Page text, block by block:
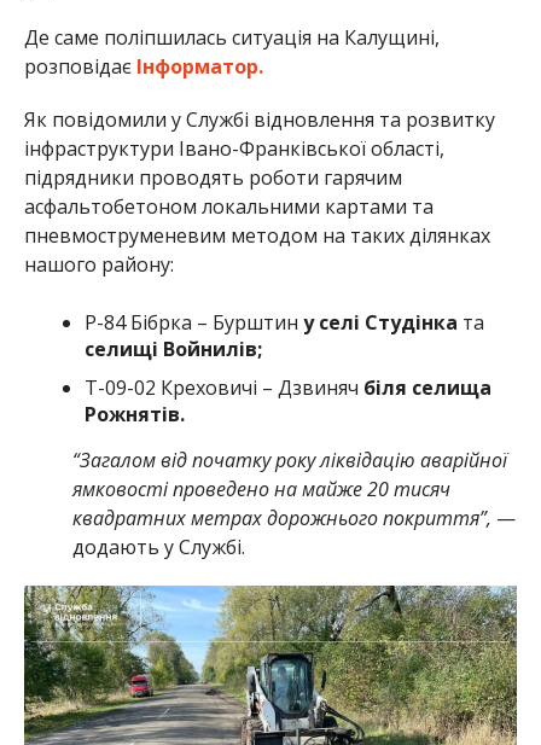
Де саме поліпшилась ситуація на Калущині,
розповідає Інформатор.
Як повідомили у Службі відновлення та розвитку
інфраструктури Івано-Франківської області,
підрядники проводять роботи гарячим
асфальтобетоном локальними картами та
пневмоструменевим методом на таких ділянках
нашого району:
Р-84 Бібрка – Бурштин у селі Студінка та
селищі Войнилів;
Т-09-02 Креховичі – Дзвиняч біля селища
Рожнятів.
“Загалом від початку року ліквідацію аварійної
ямковості проведено на майже 20 тисяч
квадратних метрах дорожнього покриття”, —
додають у Службі.